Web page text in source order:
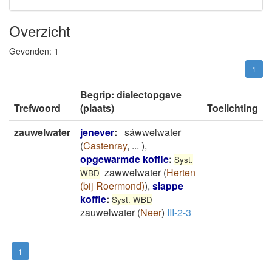
Overzicht
Gevonden: 1
1
Trefwoord
Begrip: dialectopgave
(plaats)
Toelichting
zauwelwater
jenever: sáwwelwater
(Castenray, ... ),
opgewarmde koffie: Syst.
WBD zawwelwater(Herten
(bij Roermond)), slappe
koffie: Syst. WBD
zauwelwater(Neer) III-2-3
1